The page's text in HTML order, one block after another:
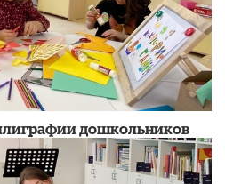
дошкольников